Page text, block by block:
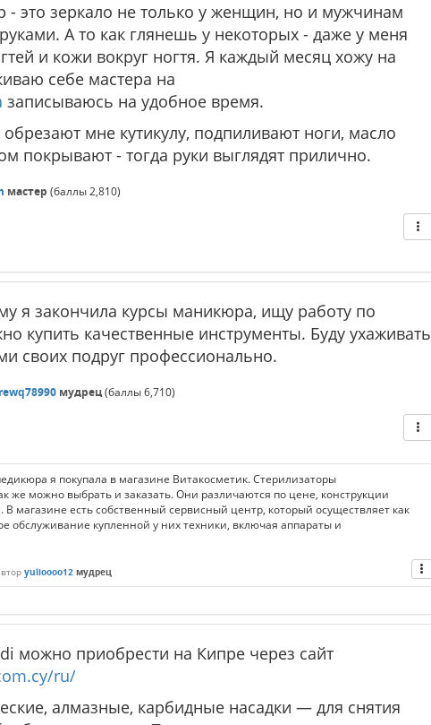
- это зеркало не только у женщин, но и мужчинам
А то как глянешь у некоторых - даже у меня
и кожи вокруг ногтя. Я каждый месяц хожу на
себе мастера на
записываюсь на удобное время.
мне кутикулу, подпиливают ноги, масло
покрывают - тогда руки выглядят прилично.
мастер (баллы2,810)
я закончила курсы маникюра, ищу работу по
купить качественные инструменты. Буду ухаживать
своих подруг профессионально.
мудрец(баллы6,710)
я покупала в магазине Витакосметик. Стерилизаторы
же можно выбрать и заказать. Они различаются по цене, конструкции
магазине есть собственный сервисный центр, который осуществляет как
обслуживание купленной у них техники, включая аппараты и
yulioooo12 мудрец
можно приобрести на Кипре через сайт
ru/
алмазные, карбидные насадки — для снятия